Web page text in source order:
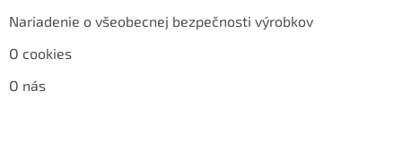
Nariadenie o všeobecnej bezpečnosti výrobkov
O cookies
O nás